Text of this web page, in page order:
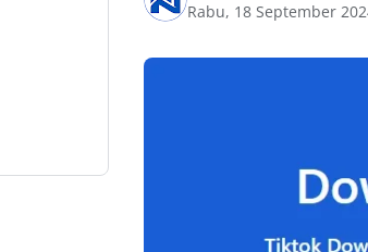
Rabu, 18 September